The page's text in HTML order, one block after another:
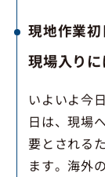
現地作業初
現場入りに
いよいよ今
日は、現場
要とされる
ます。海外